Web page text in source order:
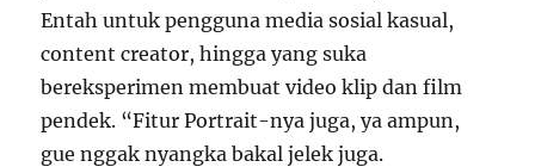
Entah untuk pengguna media sosial kasual,
content creator, hingga yang suka
bereksperimen membuat video klip dan film
pendek. “Fitur Portrait-nya juga, ya ampun,
gue nggak nyangka bakal jelek juga.